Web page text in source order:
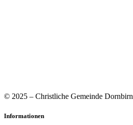
© 2025 – Christliche Gemeinde Dornbirn
Informationen